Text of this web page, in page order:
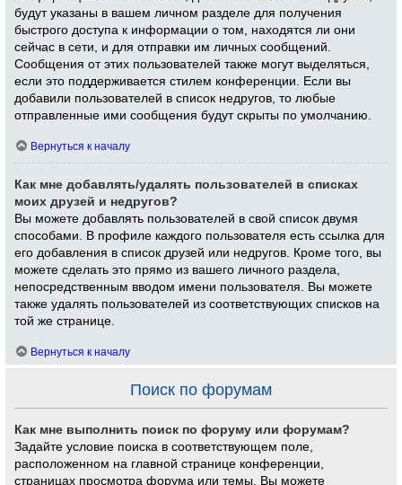
будут указаны в вашем личном разделе для получения
быстрого доступа к информации о том, находятся ли они
сейчас в сети, и для отправки им личных сообщений.
Сообщения от этих пользователей также могут выделяться,
если это поддерживается стилем конференции. Если вы
добавили пользователей в список недругов, то любые
отправленные ими сообщения будут скрыты по умолчанию.
Вернуться к началу
Как мне добавлять/удалять пользователей в списках
моих друзей и недругов?
Вы можете добавлять пользователей в свой список двумя
способами. В профиле каждого пользователя есть ссылка для
его добавления в список друзей или недругов. Кроме того, вы
можете сделать это прямо из вашего личного раздела,
непосредственным вводом имени пользователя. Вы можете
также удалять пользователей из соответствующих списков на
той же странице.
Вернуться к началу
Поиск по форумам
Как мне выполнить поиск по форуму или форумам?
Задайте условие поиска в соответствующем поле,
расположенном на главной странице конференции,
страницах просмотра форума или темы. Вы можете